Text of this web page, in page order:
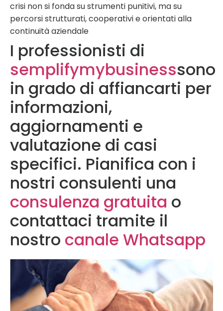
crisi non si fonda su strumenti punitivi, ma su
percorsi strutturati, cooperativi e orientati alla
continuità aziendale
I professionisti di
semplifymybusinesssono
in grado di affiancarti per
informazioni,
aggiornamenti e
valutazione di casi
specifici. Pianifica con i
nostri consulenti una
consulenza gratuita o
contattaci tramite il
nostro canale Whatsapp